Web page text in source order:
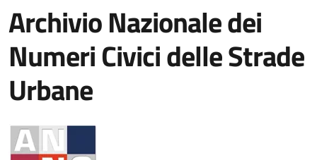
Archivio Nazionale dei
Numeri Civici delle Strade
Urbane